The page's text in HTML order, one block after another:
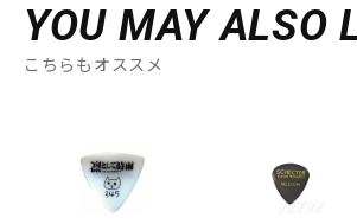
YOU MAY ALSO
こちらもオススメ